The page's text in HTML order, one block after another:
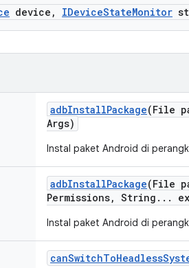
device , IDeviceStateMonitor
adbInstallPackage(File
Args)
Instal paket Android di
adbInstallPackage(File
Permissions, String . . .
Instal paket Android di
canSwitchToHeadless